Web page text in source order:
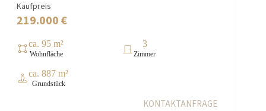
Kaufpreis
219.000 €
ca. 95 m²
Wohnfläche
3
Zimmer
ca. 887 m²
Grundstück
KONTAKTANFRAGE